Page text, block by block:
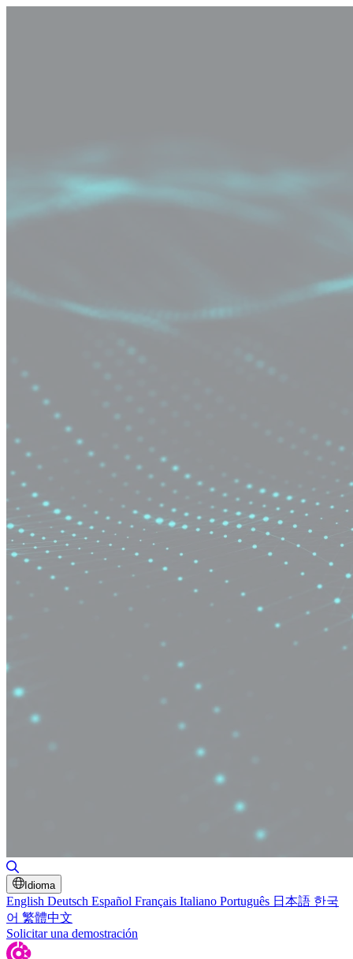
Idioma
English Deutsch Español Français Italiano Português 日本語 한국
어 繁體中文
Solicitar una demostración